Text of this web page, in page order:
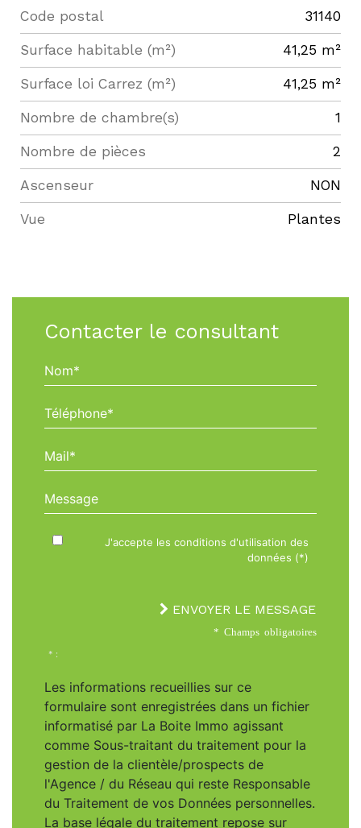
Label Value
Code postal 31140
Surface habitable (m²) 41,25 m²
Surface loi Carrez (m²) 41,25 m²
Nombre de chambre(s) 1
Nombre de pièces 2
Ascenseur NON
Vue Plantes
Contacter le consultant
Nom*
Téléphone*
Mail*
Message
J'accepte les conditions d'utilisation des
données (*)
ENVOYER LE MESSAGE
* Champs obligatoires
* :
Les informations recueillies sur ce
formulaire sont enregistrées dans un fichier
informatisé par La Boite Immo agissant
comme Sous-traitant du traitement pour la
gestion de la clientèle/prospects de
l'Agence / du Réseau qui reste Responsable
du Traitement de vos Données personnelles.
La base légale du traitement repose sur